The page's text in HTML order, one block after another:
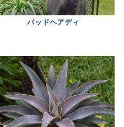
バッドヘアディ